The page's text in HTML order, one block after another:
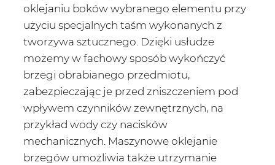
oklejaniu boków wybranego elementu przy
użyciu specjalnych taśm wykonanych z
tworzywa sztucznego. Dzięki usłudze
możemy w fachowy sposób wykończyć
brzegi obrabianego przedmiotu,
zabezpieczając je przed zniszczeniem pod
wpływem czynników zewnętrznych, na
przykład wody czy nacisków
mechanicznych. Maszynowe oklejanie
brzegów umożliwia także utrzymanie